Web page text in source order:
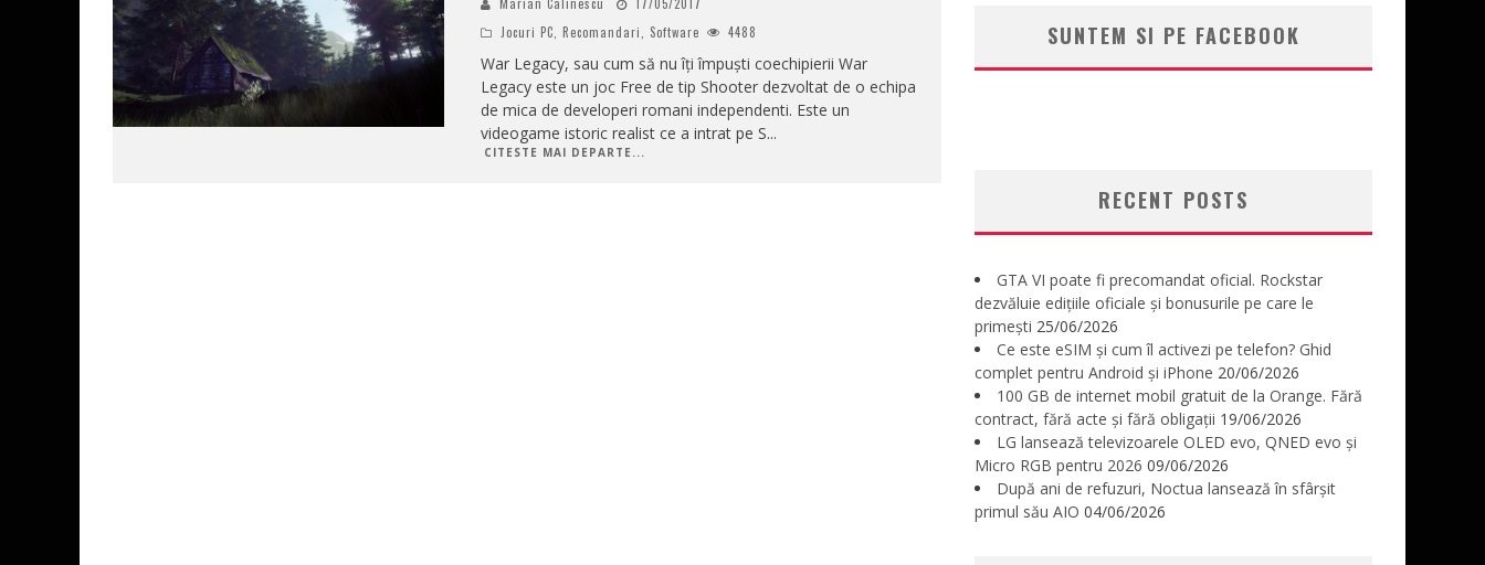
Jocuri PC Recomandari Software 4488
War Legacy, sau cum să nu îți împuști coechipierii War
Legacy este un joc Free de tip Shooter dezvoltat de o echipa
de mica de developeri romani independenti. Este un
videogame istoric realist ce a intrat pe S...
CITESTE MAI DEPARTE...
SUNTEM SI PE FACEBOOK
RECENT POSTS
GTA VI poate fi precomandat oficial. Rockstar
dezvăluie edițiile oficiale și bonusurile pe care le
primești 25/06/2026
Ce este eSIM și cum îl activezi pe telefon? Ghid
complet pentru Android și iPhone 20/06/2026
100 GB de internet mobil gratuit de la Orange. Fără
contract, fără acte și fără obligații 19/06/2026
LG lansează televizoarele OLED evo, QNED evo și
Micro RGB pentru 2026 09/06/2026
După ani de refuzuri, Noctua lansează în sfârșit
primul său AIO 04/06/2026